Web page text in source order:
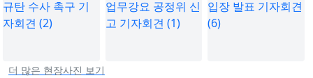
더 많은 현장사진 보기